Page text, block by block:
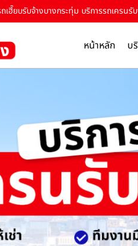
เฮี๊ยบรับจ้างบางกระทุ่ม บริการรถเครนรั
หน้าหลัก บ